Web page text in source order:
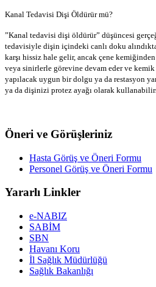
Kanal Tedavisi Dişi Öldürür mü?
”Kanal tedavisi dişi öldürür” düşüncesi
tedavisiyle dişin içindeki canlı doku
karşı hissiz hale gelir, ancak çene
veya sinirlerle görevine devam eder ve
yapılacak uygun bir dolgu ya da restasyon
ya da dişinizi protez ayağı olarak
Öneri ve Görüşleriniz
Hasta Görüş ve Öneri Formu
Personel Görüş ve Öneri Formu
Yararlı Linkler
e-NABIZ
SABİM
SBN
Havanı Koru
İl Sağlık Müdürlüğü
Sağlık Bakanlığı